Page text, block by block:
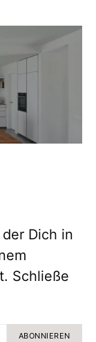
Dich in
Schließe
ABONNIEREN